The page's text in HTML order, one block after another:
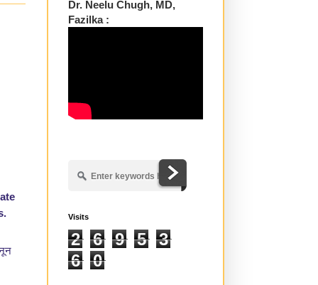
Dr. Neelu Chugh, MD,
Fazilka :
Visits
2 6 9 5
3
6
0